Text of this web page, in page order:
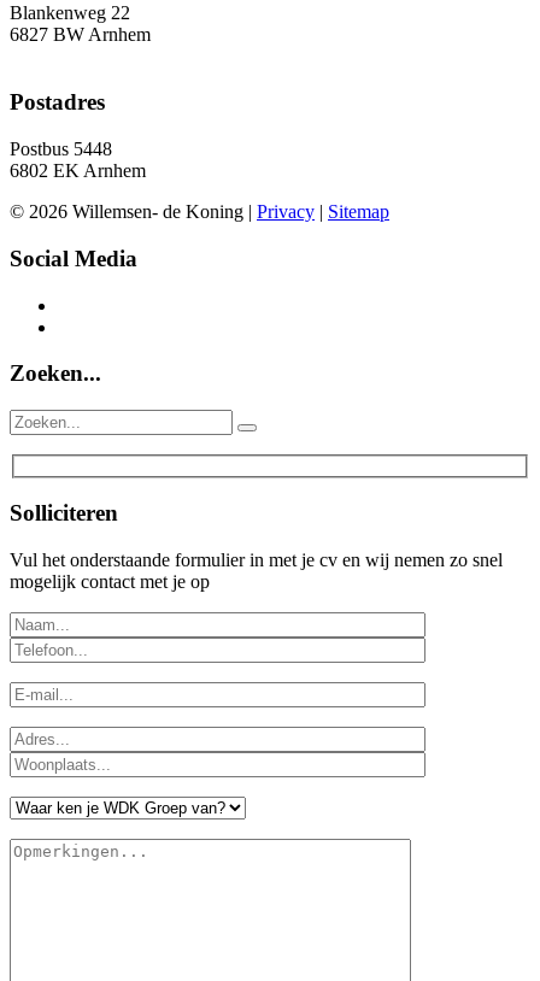
Blankenweg 22
6827 BW Arnhem
Postadres
Postbus 5448
6802 EK Arnhem
© 2026 Willemsen- de Koning | Privacy | Sitemap
Social Media
Zoeken...
Solliciteren
Vul het onderstaande formulier in met je cv en wij nemen zo snel
mogelijk contact met je op